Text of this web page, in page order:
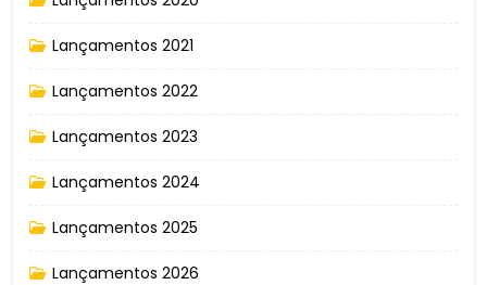
Lançamentos 2021
Lançamentos 2022
Lançamentos 2023
Lançamentos 2024
Lançamentos 2025
Lançamentos 2026